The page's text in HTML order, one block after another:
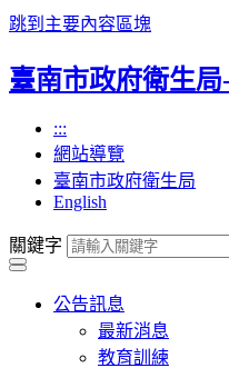
跳到主要內容區塊
臺南市政府衛生
:::
網站導覽
臺南市政府衛生局
English
關鍵字
公告訊息
最新消息
教育訓練